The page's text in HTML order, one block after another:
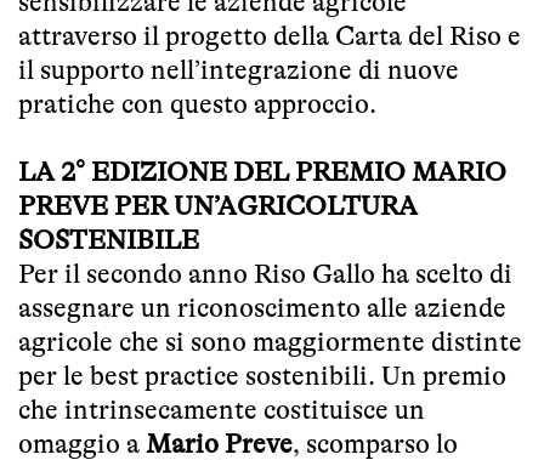
attraverso il progetto della Carta del Riso e
il supporto nell’integrazione di nuove
pratiche con questo approccio.
LA 2° EDIZIONE DEL PREMIO MARIO
PREVE PER UN’AGRICOLTURA
SOSTENIBILE
Per il secondo anno Riso Gallo ha scelto di
assegnare un riconoscimento alle aziende
agricole che si sono maggiormente distinte
per le best practice sostenibili. Un premio
che intrinsecamente costituisce un
omaggio a Mario Preve, scomparso lo